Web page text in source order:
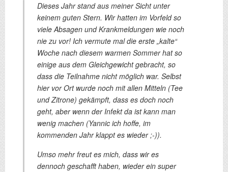
Dieses Jahr stand aus meiner Sicht unter
keinem guten Stern. Wir hatten im Vorfeld so
viele Absagen und Krankmeldungen wie noch
nie zu vor! Ich vermute mal die erste „kalte“
Woche nach diesem warmen Sommer hat so
einige aus dem Gleichgewicht gebracht, so
dass die Teilnahme nicht möglich war. Selbst
hier vor Ort wurde noch mit allen Mitteln (Tee
und Zitrone) gekämpft, dass es doch noch
geht, aber wenn der Infekt da ist kann man
wenig machen (Yannic ich hoffe, im
kommenden Jahr klappt es wieder ;-)).
Umso mehr freut es mich, dass wir es
dennoch geschafft haben, wieder ein super